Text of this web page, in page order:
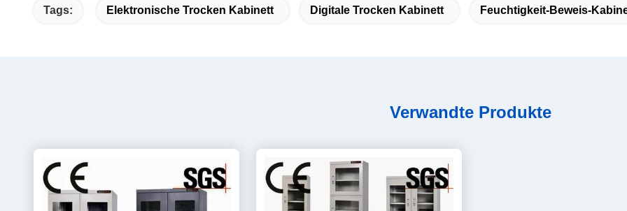
Tags: Elektronische Trocken Kabinett Digitale Trocken Kabinett Feuchtigkeit-Beweis-
Verwandte Produkte